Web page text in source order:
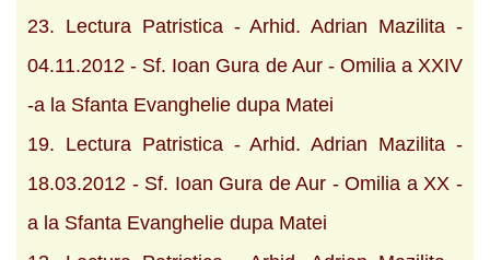
23. Lectura Patristica - Arhid. Adrian Mazilita -
04.11.2012 - Sf. Ioan Gura de Aur - Omilia a XXIV
-a la Sfanta Evanghelie dupa Matei
19. Lectura Patristica - Arhid. Adrian Mazilita -
18.03.2012 - Sf. Ioan Gura de Aur - Omilia a XX -
a la Sfanta Evanghelie dupa Matei